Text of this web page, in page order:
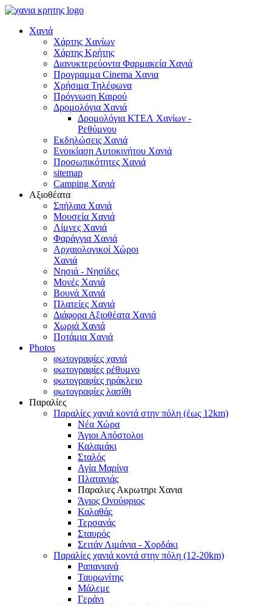
Χανιά
Χάρτης Χανίων
Χάρτης Κρήτης
Διανυκτερεύοντα Φαρμακεία Χανιά
Προγραμμα Cinema Χανια
Χρήσιμα Τηλέφωνα
Πρόγνωση Καιρού
Δρομολόγια Χανιά
Δρομολόγια ΚΤΕΛ Χανίων -
Ρεθύμνου
Εκδηλώσεις Χανιά
Ενοικίαση Αυτοκινήτου Χανιά
Προσωπικότητες Χανιά
sitemap
Camping Χανιά
Αξιοθέατα
Σπήλαια Χανιά
Μουσεία Χανιά
Λίμνες Χανιά
Φαράγγια Χανιά
Αρχαιολογικοί Χώροι
Χανιά
Νησιά - Νησίδες
Μονές Χανιά
Βουνά Χανιά
Πλατείες Χανιά
Διάφορα Αξιοθέατα Χανιά
Χωριά Χανιά
Ποτάμια Χανιά
Photos
φωτογραφίες χανιά
φωτογραφίες ρέθυμνο
φωτογραφίες ηράκλειο
φωτογραφίες λασίθι
Παραλίες
Παραλίες χανιά κοντά στην πόλη (έως 12km)
Νέα Χώρα
Άγιοι Απόστολοι
Καλαμάκι
Σταλός
Αγία Μαρίνα
Πλατανιάς
Παραλιες Ακρωτηρι Χανια
Άγιος Ονούφριος
Καλαθάς
Τερσανάς
Σταυρός
Σειτάν Λιμάνια - Χορδάκι
Παραλίες χανιά κοντά στην πόλη (12-20km)
Ραπανιανά
Ταυρωνίτης
Μάλεμε
Γεράνι